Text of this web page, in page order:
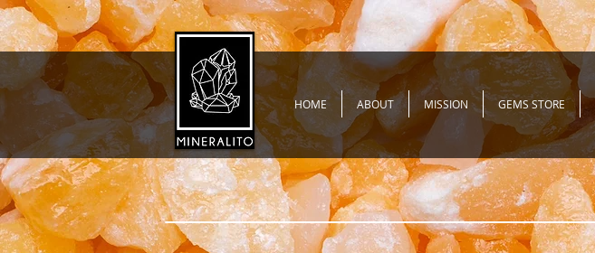
HOME ABOUT MISSION GEMS STORE